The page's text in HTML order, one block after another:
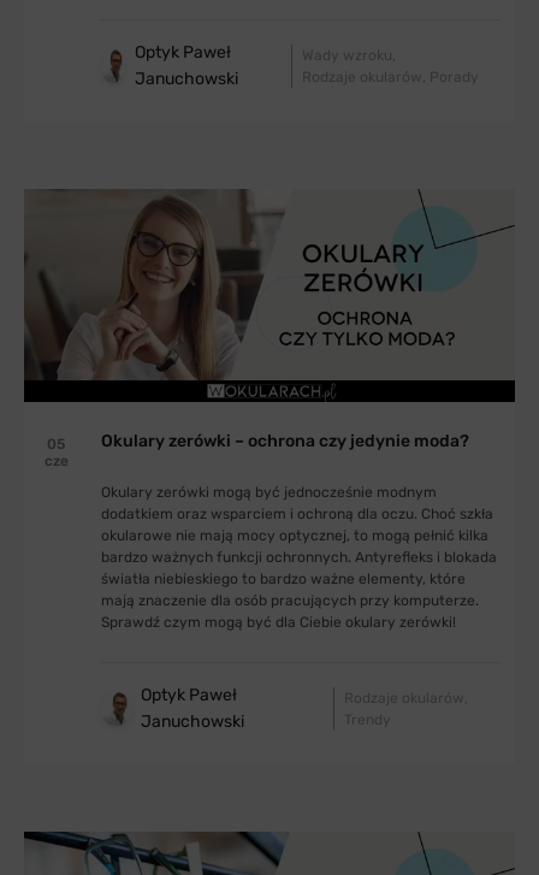
Optyk Paweł
Januchowski
Wady wzroku
Rodzaje okularów
Porady
Okulary zerówki – ochrona czy jedynie moda?
Okulary zerówki mogą być jednocześnie modnym
dodatkiem oraz wsparciem i ochroną dla oczu. Choć szkła
okularowe nie mają mocy optycznej, to mogą pełnić kilka
bardzo ważnych funkcji ochronnych. Antyrefleks i blokada
światła niebieskiego to bardzo ważne elementy, które
mają znaczenie dla osób pracujących przy komputerze.
Sprawdź czym mogą być dla Ciebie okulary zerówki!
05
cze
Optyk Paweł
Januchowski
Rodzaje okularów
Trendy